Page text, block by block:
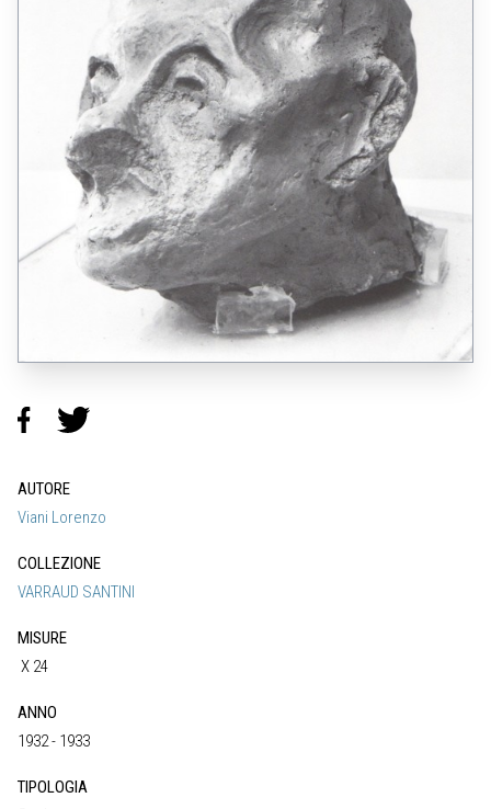
AUTORE
Viani Lorenzo
COLLEZIONE
VARRAUD SANTINI
MISURE
X 24
ANNO
1932 - 1933
TIPOLOGIA